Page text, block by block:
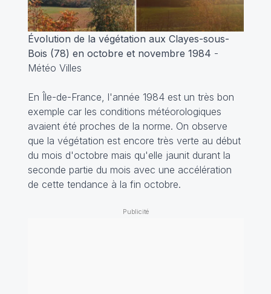
Évolution de la végétation aux Clayes-sous-
Bois (78) en octobre et novembre 1984 -
Météo Villes
En Île-de-France, l'année 1984 est un très bon
exemple car les conditions météorologiques
avaient été proches de la norme. On observe
que la végétation est encore très verte au début
du mois d'octobre mais qu'elle jaunit durant la
seconde partie du mois avec une accélération
de cette tendance à la fin octobre.